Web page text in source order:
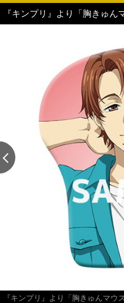
『キンプリ』より「胸きゅんマウ